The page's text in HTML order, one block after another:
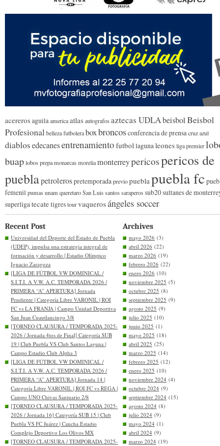
acererosaguilaamericaatlasautografosaztecas UDLAbeisbolBeisbol
Profesionalbelleza futboleraboxbroncosconferencia de prensacruz azul
diablosedecanesentrenamiento futbollagunaleonesliga premier
buaplobos prepamonarcas moreliamonterreypericospericos de
pueblapetrolerospretemporadapreviopueblapuebla fc
femenilpumas unam queretaroSan Luissantossaraperossub20sultanes de
superligatecatetigrestourvaquerosángeles soccer
Recent Post
Universidad del Deporte del Estado de Puebla
(UDEP), impulsa una estrategia integral de
formación y desarrollo | Estadio Olímpico
Ignacio Zaragoza
[LIGA DE FÚTBOL VW DOMINICAL /
S.I.T.I. A V.W. A.C. TEMPORADA 2026 /
PRIMERA “A” APERTURA] Jornada
Pendiente | Categoría Libre VARONIL | ROI
FC vs LA FRANJA | Campo Unidad Deportiva
San Juan Cuautlancingo 3/8
[TORNEO CLAUSURA / TEMPORADA 2025-
2026 / Jornada 4tos de Final] Categoría SUB
19 | Club Puebla VS Club Santos Laguna |
Campo Estadio Club Alpha 3
[LIGA DE FÚTBOL VW DOMINICAL /
S.I.T.I. A V.W. A.C. TEMPORADA 2026 /
PRIMERA “A” APERTURA] Jornada 14 |
Categoría Libre VARONIL | ROI FC vs REGA |
Campo UNO Chivas Santuario 2/8
[TORNEO CLAUSURA / TEMPORADA 2025-
2026 / Jornada 16] Categoría SUB 15 | Club
Puebla VS FC Juárez | Cancha Estadio
Complejo Deportivo Los Olivos MX
[TORNEO CLAUSURA / TEMPORADA 2025-
Archives
mayo 2026 (3)
abril 2026 (22)
marzo 2026 (19)
febrero 2026 (22)
enero 2026 (10)
noviembre 2025 (5)
octubre 2025 (8)
septiembre 2025 (9)
agosto 2025 (9)
julio 2025 (10)
junio 2025 (1)
mayo 2025 (18)
abril 2025 (25)
marzo 2025 (14)
febrero 2025 (12)
enero 2025 (10)
noviembre 2024 (4)
octubre 2024 (9)
septiembre 2024 (15)
agosto 2024 (8)
julio 2024 (9)
mayo 2024 (1)
abril 2024 (9)
marzo 2024 (19)